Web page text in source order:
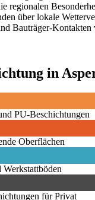
regionalen
über lokale
Bauträger-Kontakten
in
PU-Beschichtungen
Oberflächen
Werkstattböden
für Privat